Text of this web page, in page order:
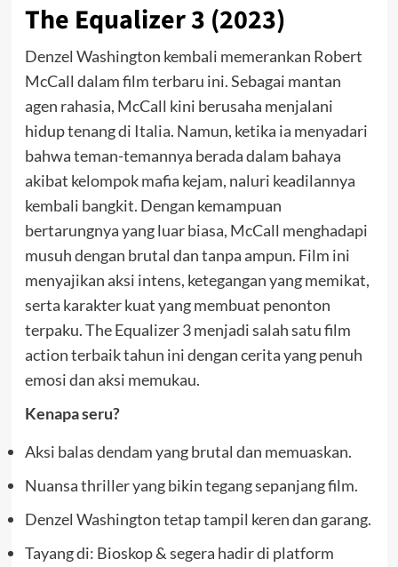
The Equalizer 3 (2023)
Denzel Washington kembali memerankan Robert
McCall dalam film terbaru ini. Sebagai mantan
agen rahasia, McCall kini berusaha menjalani
hidup tenang di Italia. Namun, ketika ia menyadari
bahwa teman-temannya berada dalam bahaya
akibat kelompok mafia kejam, naluri keadilannya
kembali bangkit. Dengan kemampuan
bertarungnya yang luar biasa, McCall menghadapi
musuh dengan brutal dan tanpa ampun. Film ini
menyajikan aksi intens, ketegangan yang memikat,
serta karakter kuat yang membuat penonton
terpaku. The Equalizer 3 menjadi salah satu film
action terbaik tahun ini dengan cerita yang penuh
emosi dan aksi memukau.
Kenapa seru?
Aksi balas dendam yang brutal dan memuaskan.
Nuansa thriller yang bikin tegang sepanjang film.
Denzel Washington tetap tampil keren dan garang.
Tayang di: Bioskop & segera hadir di platform